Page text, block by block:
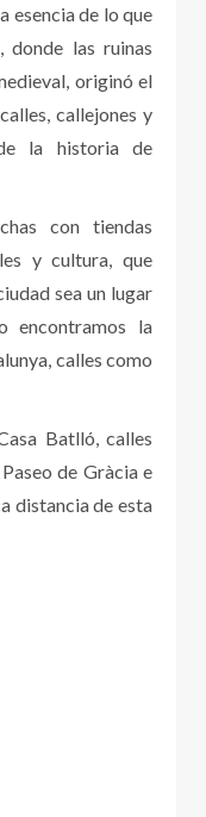
esencia de lo que
donde las ruinas
originó el
callejones y
la historia de
con tiendas
y cultura, que
sea un lugar
encontramos la
calles como
Batlló, calles
de Gràcia e
distancia de esta